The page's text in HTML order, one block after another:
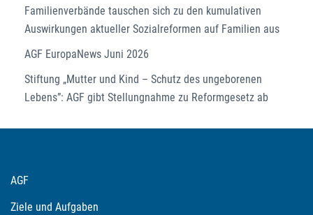
Familienverbände tauschen sich zu den kumulativen
Auswirkungen aktueller Sozialreformen auf Familien aus
AGF EuropaNews Juni 2026
Stiftung „Mutter und Kind – Schutz des ungeborenen
Lebens”: AGF gibt Stellungnahme zu Reformgesetz ab
AGF
Ziele und Aufgaben